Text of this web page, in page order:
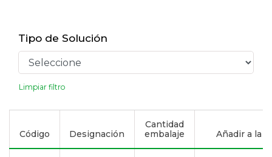
Tipo de Solución
Limpiar filtro
Código Designación
Cantidad
embalaje
Añadir a la